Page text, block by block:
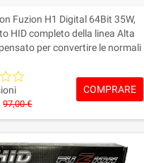
Fuzion H1 Digital 64Bit 35W,
HID completo della linea Alta
per convertire le normali
pulita e moderna.Include
Ballast Digital 35W, lampade
cablaggi dedicati e colorazione a
Fuzion: 2 anni sulle
prima e dopo l’acquisto.
97,00 €
COMPRARE